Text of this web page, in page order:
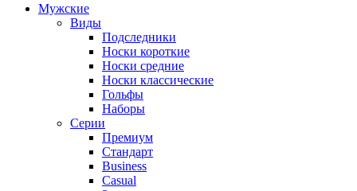
Мужские
Виды
Подследники
Носки короткие
Носки средние
Носки классические
Гольфы
Наборы
Серии
Премиум
Стандарт
Business
Casual